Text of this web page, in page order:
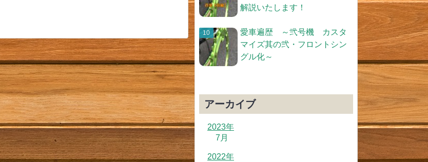
解説いたします！
愛車遍歴 ～弐号機 カスタ
マイズ其の弐・フロントシン
グル化～
アーカイブ
2023年
7月
2022年